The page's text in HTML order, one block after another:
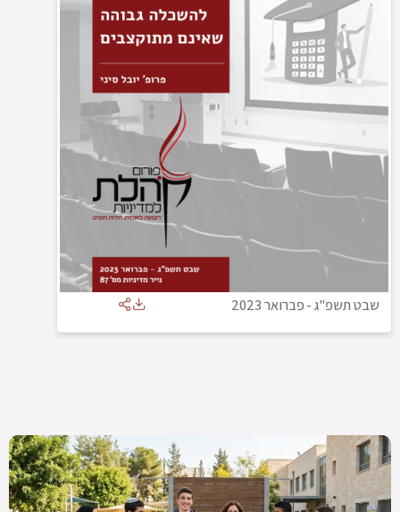
שבט תשפ"ג-פברואר 2023